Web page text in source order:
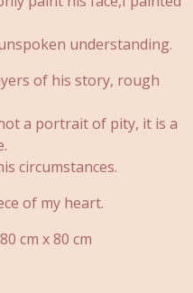
understanding.
of his story, rough
a portrait of pity, it is a
circumstances.
of my heart.
cm x 80 cm